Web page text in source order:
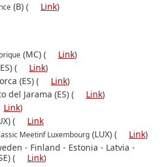
(B) ( Link)
(MC) ( Link)
( Link)
(ES) ( Link)
del Jarama (ES) ( Link)
Link)
( Link
Meetinf Luxembourg (LUX) ( Link)
- Finland - Estonia - Latvia -
(
Link)